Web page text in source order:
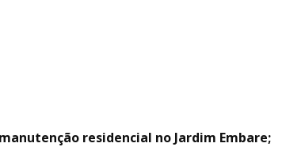
residencial no Jardim Embare;